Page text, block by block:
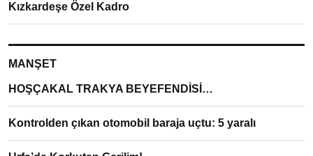
Kızkardeşe Özel Kadro
MANŞET
HOŞÇAKAL TRAKYA BEYEFENDİSİ…
Kontrolden çıkan otomobil baraja uçtu: 5 yaralı